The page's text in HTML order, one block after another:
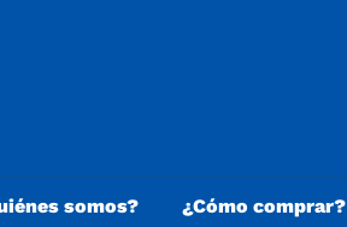
somos? ¿Cómo comprar?